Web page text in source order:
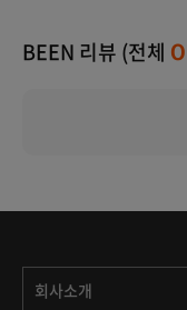
BEEN 리뷰 (전체 0
회사소개